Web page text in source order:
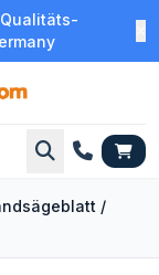
Qualitäts-
/